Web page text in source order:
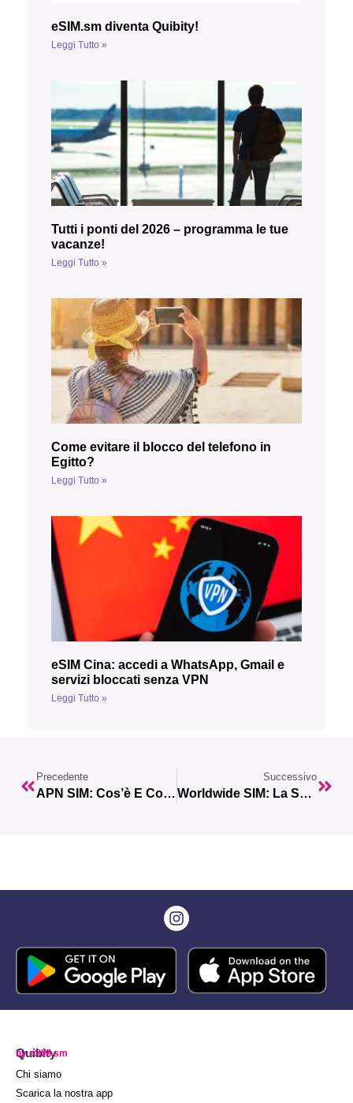
eSIM.sm diventa Quibity!
Leggi Tutto »
Tutti i ponti del 2026 – programma le tue
vacanze!
Leggi Tutto »
Come evitare il blocco del telefono in
Egitto?
Leggi Tutto »
eSIM Cina: accedi a WhatsApp, Gmail e
servizi bloccati senza VPN
Leggi Tutto »
Precedente
APN SIM: Cos’è E Come Funziona Con Le ESIM
Successivo
Worldwide SIM: La Soluzione Definitiva Per Restare Connesso In Viaggio
Quibity
by eSIM.sm
Chi siamo
Scarica la nostra app